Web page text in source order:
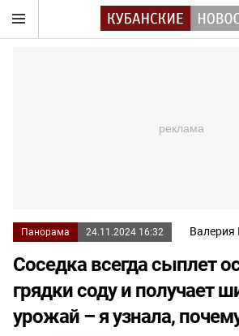
Панорама 24.11.2024 16:32
Соседка всегда сыплет
грядки соду и получает
урожай – я узнала,